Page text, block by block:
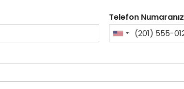
Telefon Numaranız